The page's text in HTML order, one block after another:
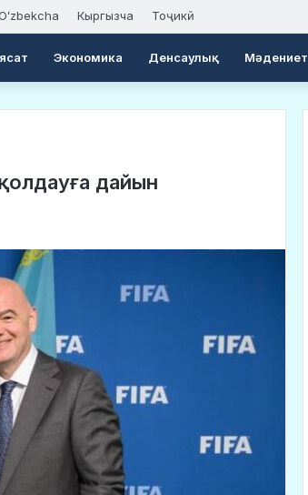
Кыргызча Тоҷикӣ
Экономика Денсаулық Мәдениет
дайын